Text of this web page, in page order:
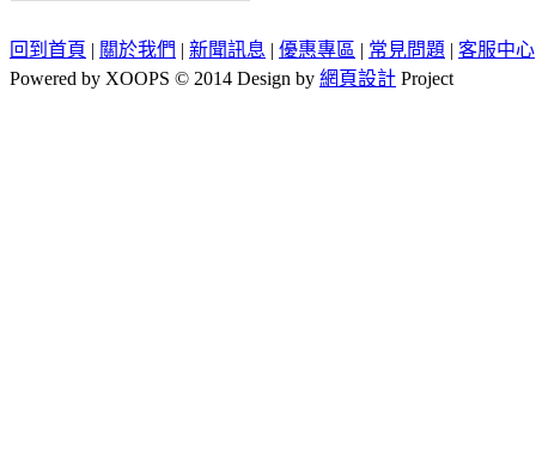
回到首頁 | 關於我們 | 新聞訊息 | 優惠專區 | 常見問題 | 客服中心
Powered by XOOPS © 2014 Design by 網頁設計 Project